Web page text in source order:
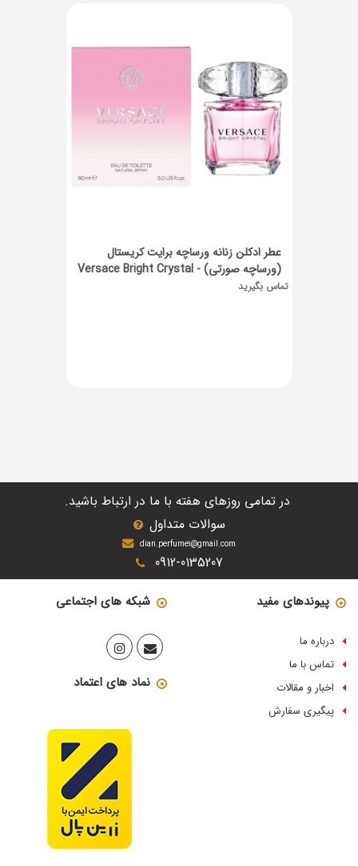
عطر ادکلن زنانه ورساچه برایت کریستال
(ورساچه صورتی‌) - Versace Bright Crystal
90ml
تماس بگیرید
در تمامی روزهای هفته با ما در ارتباط باشید.
سوالات متداول
dian.perfume1@gmail.com
0912-0135207
پیوندهای مفید
درباره ما
تماس با ما
اخبار و مقالات
پیگیری سفارش
شبکه های اجتماعی
نماد های اعتماد